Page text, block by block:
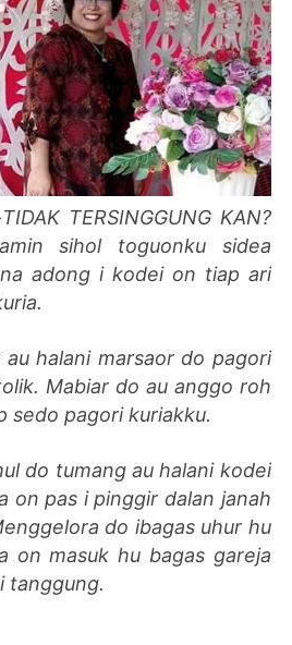
TIDAK TERSINGGUNG KAN?
sihol toguonku sidea
adong i kodei on tiap ari
halani marsaor do pagori
Mabiar do au anggo roh
sedo pagori kuriakku.
do tumang au halani kodei
on pas i pinggir dalan janah
do ibagas uhur hu
on masuk hu bagas gareja
tanggung.